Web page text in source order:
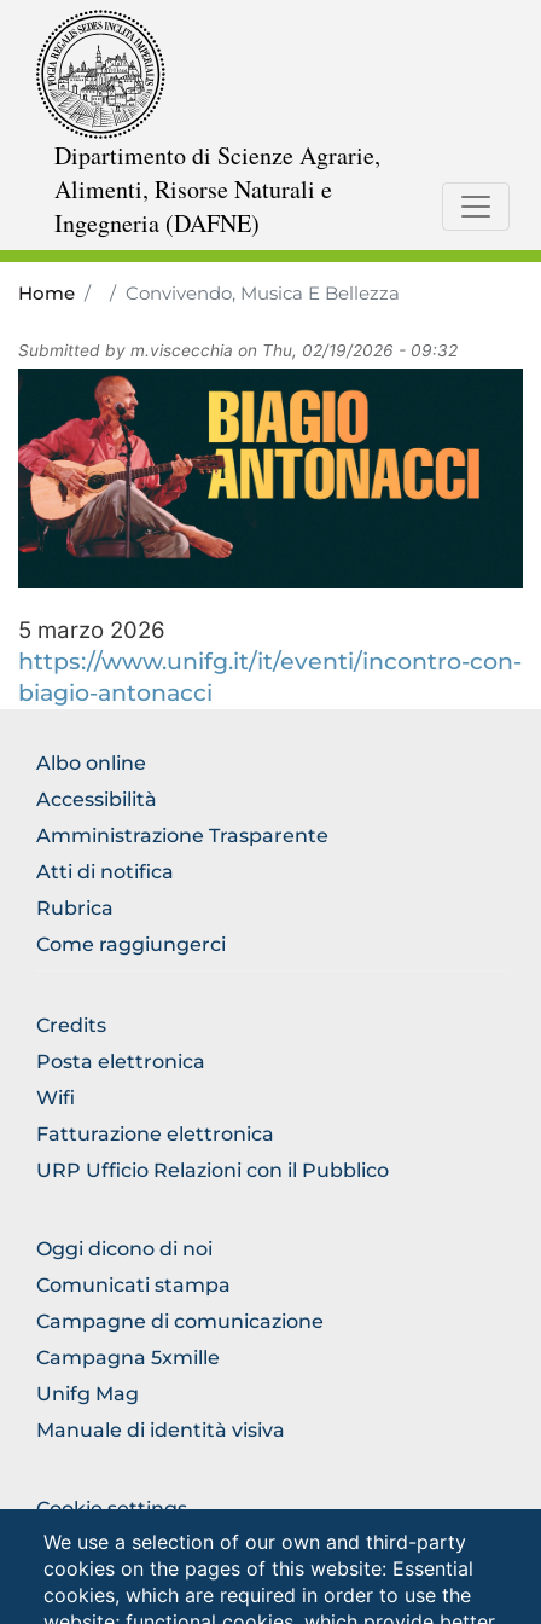
Dipartimento di Scienze Agrarie,
Alimenti, Risorse Naturali e
Ingegneria (DAFNE)
Home Convivendo, Musica E Bellezza
We use a selection of our own and third-party
cookies on the pages of this website: Essential
cookies, which are required in order to use the
Submitted by m.viscecchia on Thu, 02/19/2026 - 09:32
5 marzo 2026
https://www.unifg.it/it/eventi/incontro-con-
biagio-antonacci
BROWSE
THE
SECTION
Albo online
Accessibilità
Amministrazione Trasparente
Atti di notifica
Rubrica
Come raggiungerci
BROWSE
THE
SECTION
Credits
Posta elettronica
Wifi
Fatturazione elettronica
URP Ufficio Relazioni con il Pubblico
BROWSE
THE
SECTION
Oggi dicono di noi
Comunicati stampa
Campagne di comunicazione
Campagna 5xmille
Unifg Mag
Manuale di identità visiva
BROWSE
THE
SECTION
Cookie settings
Privacy
Privacy - Studenti